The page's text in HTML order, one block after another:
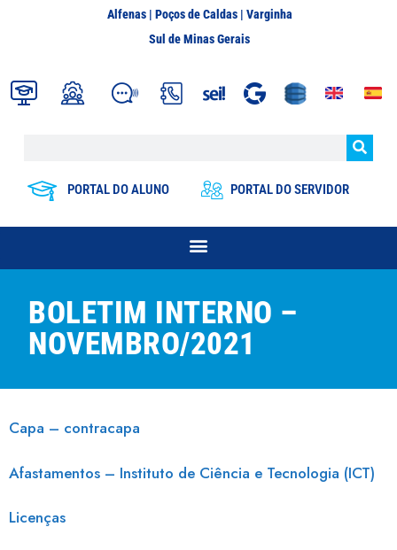
Alfenas | Poços de Caldas | Varginha
Sul de Minas Gerais
PORTAL DO ALUNO PORTAL DO SERVIDOR
BOLETIM INTERNO –
NOVEMBRO/2021
Capa – contracapa
Afastamentos – Instituto de Ciência e Tecnologia (ICT)
Licenças